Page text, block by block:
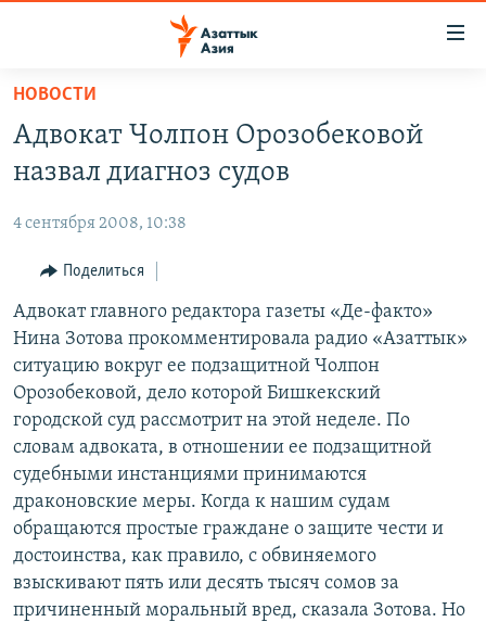
Вернуться
основному
содержанию
навигации
Вернутся
поиску
УЗБЕКИСТАН
ТАДЖИКИСТАН
НОВОСТИ
НА ДРУГИХ ЯЗЫКАХ
ҚАЗАҚША
КЫРГЫЗЧА
ТОҶИКӢ
TÜRKMENÇE
Все сайты РСЕ/РС
НОВОСТИ
Адвокат Чолпон Орозобековой
назвал диагноз судов
4 сентября 2008, 10:38
Поделиться
Адвокат главного редактора газеты «Де-факто»
Нина Зотова прокомментировала радио «Азаттык»
ситуацию вокруг ее подзащитной Чолпон
Орозобековой, дело которой Бишкекский
городской суд рассмотрит на этой неделе. По
словам адвоката, в отношении ее подзащитной
судебными инстанциями принимаются
драконовские меры. Когда к нашим судам
обращаются простые граждане о защите чести и
достоинства, как правило, с обвиняемого
взыскивают пять или десять тысяч сомов за
причиненный моральный вред, сказала Зотова. Но